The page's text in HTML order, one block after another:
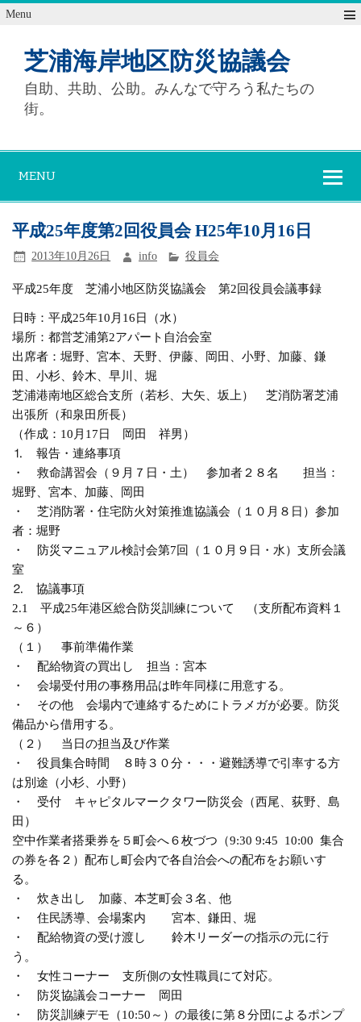
Menu
芝浦海岸地区防災協議会
自助、共助、公助。みんなで守ろう私たちの
街。
MENU
平成25年度第2回役員会 H25年10月16日
2013年10月26日 info 役員会
平成25年度 芝浦小地区防災協議会 第2回役員会議事録
日時：平成25年10月16日（水）
場所：都営芝浦第2アパート自治会室
出席者：堀野、宮本、天野、伊藤、岡田、小野、加藤、鎌
田、小杉、鈴木、早川、堀
芝浦港南地区総合支所（若杉、大矢、坂上） 芝消防署芝浦
出張所（和泉田所長）
（作成：10月17日 岡田 祥男）
⒈ 報告・連絡事項
・ 救命講習会（９月７日・土） 参加者２８名 担当：
堀野、宮本、加藤、岡田
・ 芝消防署・住宅防火対策推進協議会（１０月８日）参加
者：堀野
・ 防災マニュアル検討会第7回（１０月９日・水）支所会議
室
⒉ 協議事項
2.1 平成25年港区総合防災訓練について （支所配布資料１
～６）
（１） 事前準備作業
・ 配給物資の買出し 担当：宮本
・ 会場受付用の事務用品は昨年同様に用意する。
・ その他 会場内で連絡するためにトラメガが必要。防災
備品から借用する。
（２） 当日の担当及び作業
・ 役員集合時間 ８時３０分・・・避難誘導で引率する方
は別途（小杉、小野）
・ 受付 キャピタルマークタワー防災会（西尾、荻野、島
田）
空中作業者搭乗券を５町会へ６枚づつ（9:30 9:45 10:00 集合
の券を各２）配布し町会内で各自治会への配布をお願いす
る。
・ 炊き出し 加藤、本芝町会３名、他
・ 住民誘導、会場案内 宮本、鎌田、堀
・ 配給物資の受け渡し 鈴木リーダーの指示の元に行
う。
・ 女性コーナー 支所側の女性職員にて対応。
・ 防災協議会コーナー 岡田
・ 防災訓練デモ（10:50～）の最後に第８分団によるポンプ